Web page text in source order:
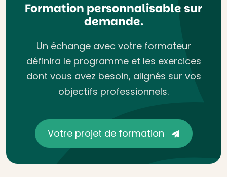
Formation personnalisable sur
demande.
Un échange avec votre formateur
définira le programme et les exercices
dont vous avez besoin, alignés sur vos
objectifs professionnels.
Votre projet de formation